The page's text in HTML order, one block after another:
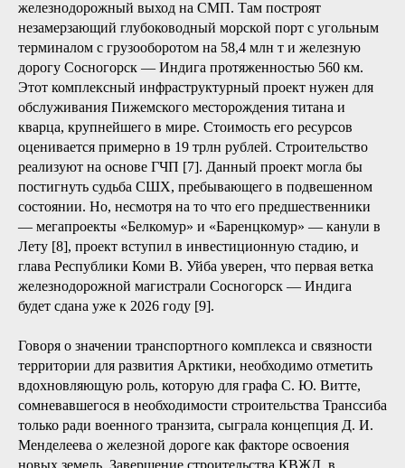
комплекс нефтегазовых месторождений Восточной
Сибири и получит связь с Норильской железной дорогой,
а также еще один выход на СМП. Затраты на создание
железнодорожной магистрали оцениваются более чем в
230 млрд рублей. Для РЖД это будет первый проект по
схеме концессии [6]. К сожалению, в марте 2022 года
данный проект был приостановлен. К нему вернутся после
того, как будут реализованы другие приоритетные
проекты, в частности Восточный полигон.
К 2028 году на территории Ненецкого АО вблизи поселка
Индига (171 км по прямой на запад от Нарьян-Мара) будет
реализован еще один проект, обеспечивающий
железнодорожный выход на СМП. Там построят
незамерзающий глубоководный морской порт с угольным
терминалом с грузооборотом на 58,4 млн т и железную
Этот комплексный инфраструктурный проект нужен для
обслуживания Пижемского месторождения титана и
кварца, крупнейшего в мире. Стоимость его ресурсов
оценивается примерно в 19 трлн рублей. Строительство
реализуют на основе ГЧП [7]. Данный проект могла бы
постигнуть судьба СШХ, пребывающего в подвешенном
состоянии. Но, несмотря на то что его предшественники